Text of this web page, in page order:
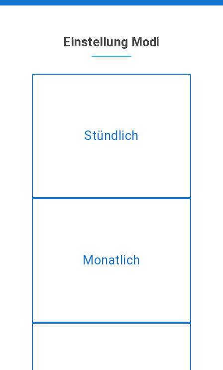
Einstellung Modi
Stündlich
# - Entwickler auf
Stundenbasis zugeschnitten,
Monatlich
die selben # # # @ @ @ # # #